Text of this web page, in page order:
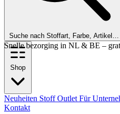
Suche nach Stoffart, Farbe, Artikel…
Snelle bezorging in NL & BE –
Shop
Neuheiten Stoff Outlet Für
Kontakt